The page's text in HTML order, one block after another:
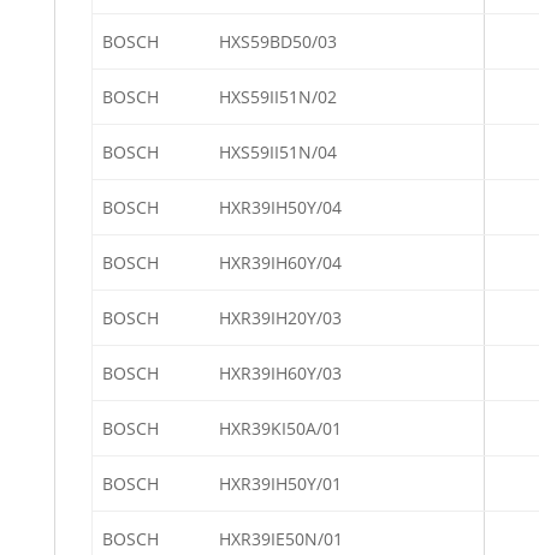
BOSCH HXS59BD50/03
BOSCH HXS59II51N/02
BOSCH HXS59II51N/04
BOSCH HXR39IH50Y/04
BOSCH HXR39IH60Y/04
BOSCH HXR39IH20Y/03
BOSCH HXR39IH60Y/03
BOSCH HXR39KI50A/01
BOSCH HXR39IH50Y/01
BOSCH HXR39IE50N/01